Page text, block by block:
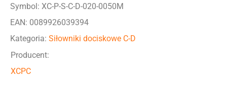
Symbol: XC-P-S-C-D-020-0050M
EAN: 0089926039394
Kategoria: Siłowniki dociskowe C-D
Producent:
XCPC